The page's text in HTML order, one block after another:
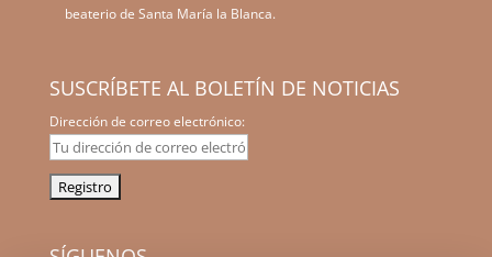
beaterio de Santa María la Blanca.
SUSCRÍBETE AL BOLETÍN DE NOTICIAS
Dirección de correo electrónico: